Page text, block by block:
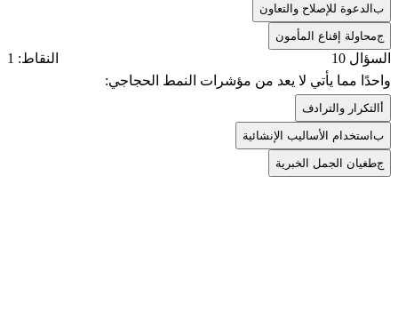
بالدعوة للإصلاح والتعاون
جمحاولة إقناع المأمون
السؤال 10
النقاط: 1
واحدًا مما يأتي لا يعد من مؤشرات النمط الحجاجي:
التكرار والترادف
باستخدام الأساليب الإنشائية
جطغيان الجمل الخبرية